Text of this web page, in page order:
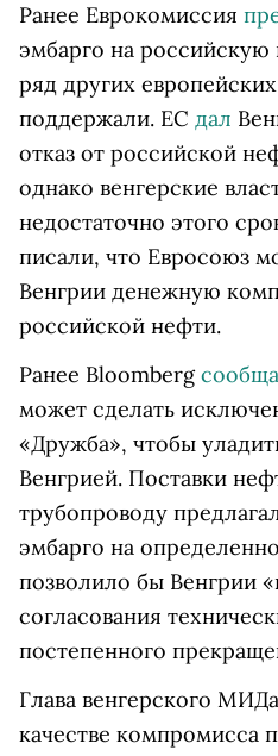
Ранее Еврокомиссия
эмбарго на
ряд других
поддержали. ЕС дал
отказ от российской
однако венгерские
недостаточно этого
писали, что Евросоюз
Венгрии денежную
российской нефти.
Ранее Bloomberg
может сделать
«Дружба», чтобы
Венгрией. Поставки
трубопроводу
эмбарго на
позволило бы Венгрии
согласования
постепенного
Глава венгерского
качестве компромисса